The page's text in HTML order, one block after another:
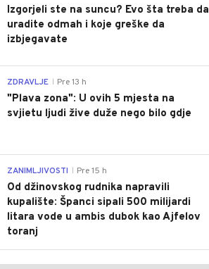
Izgorjeli ste na suncu? Evo šta treba da
uradite odmah i koje greške da
izbjegavate
ZDRAVLJE Pre 13 h
"Plava zona": U ovih 5 mjesta na
svjietu ljudi žive duže nego bilo gdje
ZANIMLJIVOSTI Pre 15 h
Od džinovskog rudnika napravili
kupalište: Španci sipali 500 milijardi
litara vode u ambis dubok kao Ajfelov
toranj